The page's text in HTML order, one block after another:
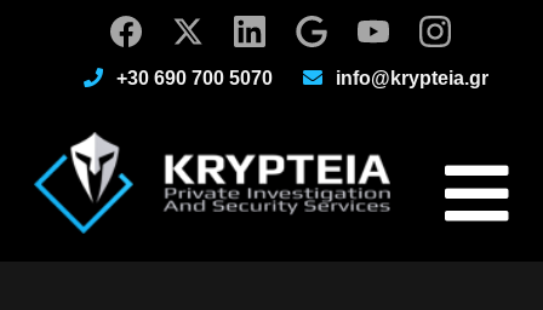
+30 690 700 5070 info@krypteia.gr